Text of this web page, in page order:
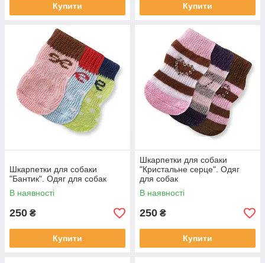
Купити Купити
Шкарпетки для собаки
"Бантик". Одяг для собак
В наявності
250 ₴
Купити
Шкарпетки для собаки
"Кристальне серце". Одяг
для собак
В наявності
250 ₴
Купити